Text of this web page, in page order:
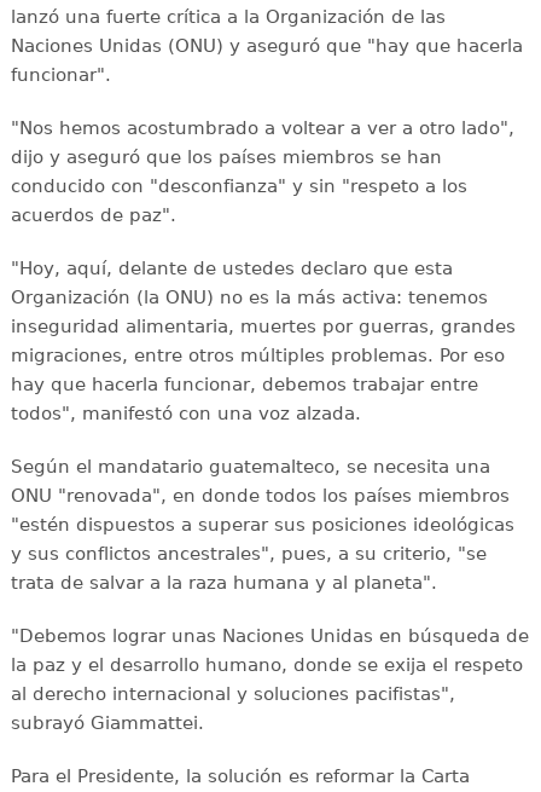
lanzó una fuerte crítica a la Organización de las
Naciones Unidas (ONU) y aseguró que "hay que hacerla
funcionar".
"Nos hemos acostumbrado a voltear a ver a otro lado",
dijo y aseguró que los países miembros se han
conducido con "desconfianza" y sin "respeto a los
acuerdos de paz".
"Hoy, aquí, delante de ustedes declaro que esta
Organización (la ONU) no es la más activa: tenemos
inseguridad alimentaria, muertes por guerras, grandes
migraciones, entre otros múltiples problemas. Por eso
hay que hacerla funcionar, debemos trabajar entre
todos", manifestó con una voz alzada.
Según el mandatario guatemalteco, se necesita una
ONU "renovada", en donde todos los países miembros
"estén dispuestos a superar sus posiciones ideológicas
y sus conflictos ancestrales", pues, a su criterio, "se
trata de salvar a la raza humana y al planeta".
"Debemos lograr unas Naciones Unidas en búsqueda de
la paz y el desarrollo humano, donde se exija el respeto
al derecho internacional y soluciones pacifistas",
subrayó Giammattei.
Para el Presidente, la solución es reformar la Carta